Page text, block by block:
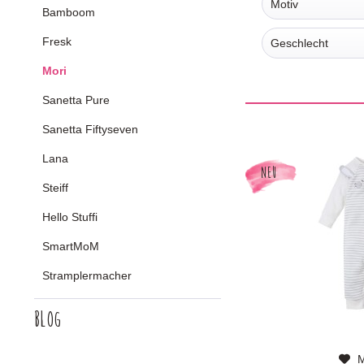
Bamboom
Fresk
Mori
Sanetta Pure
Sanetta Fiftyseven
Lana
Steiff
Hello Stuffi
SmartMoM
Stramplermacher
Blog
Motiv
kein
Hase
Geschlecht
Unisex
NEU